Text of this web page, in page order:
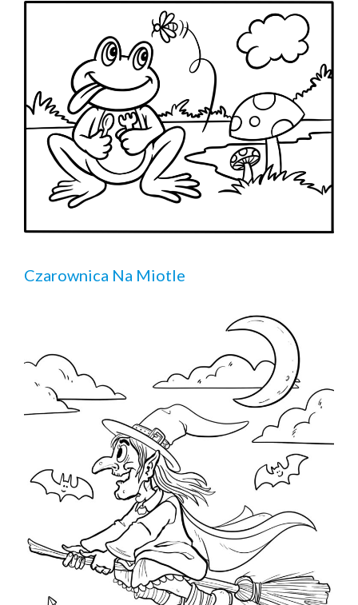
Czarownica Na Miotle